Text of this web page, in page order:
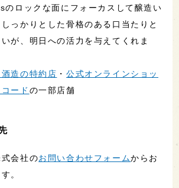
ロックな面にフォーカスして醸造い
っかりとした骨格のある口当たりと
が、明日への活力を与えてくれま
造の特約店 ・公式オンラインショッ
ード の一部店舗
会社のお問い合わせフォームからお
。